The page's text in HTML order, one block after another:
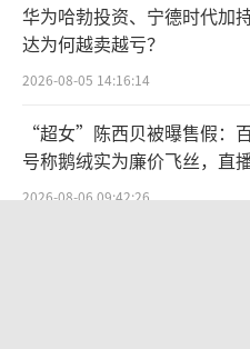
新经济应该宽容
新力量，但新经济
“中国AI教父”李
车，就是前车之鉴。
华为哈勃投资、宁德时代加
达为何越卖越亏？
2026-08-05 14:16:14
“超女”陈西贝被曝售假：
号称鹅绒实为廉价飞丝，直
百万元
2026-08-06 09:42:26